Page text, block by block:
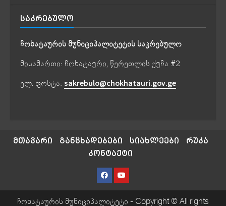
ᲡᲐᲙᲠᲔᲑᲣᲚᲝ
ჩოხატაურის მუნიციპალიტეტის საკრებულო
მისამართი: ჩოხატაური, წერეთლის ქუჩა #2
ელ. ფოსტა: sakrebulo@chokhatauri.gov.ge
მთავარი განცხადებები სიახლეები
რუკა
კონტაქტი
ჩოხატაურის მუნიციპალიტეტი - Copyright © All rights